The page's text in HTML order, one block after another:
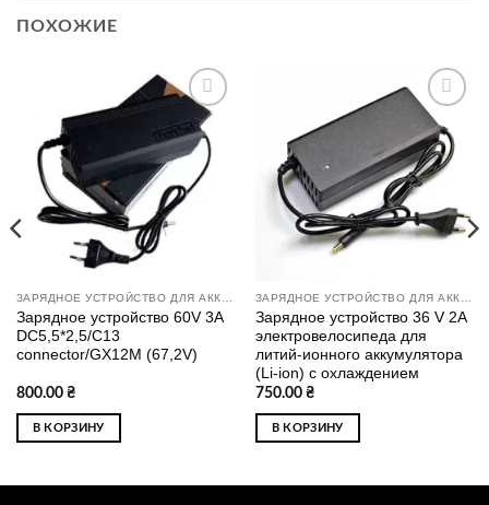
ПОХОЖИЕ
Додати
до
списку
бажань
ЗАРЯДНОЕ УСТРОЙСТВО ДЛЯ АККУМУЛЯТОРОВ CC-CV
Зарядное устройство 60V 3A
DC5,5*2,5/C13
connector/GX12M (67,2V)
800.00 ₴
В КОРЗИНУ
Додати
до
списку
бажань
ЗАРЯДНОЕ УСТРОЙСТВО ДЛЯ АККУМУЛЯТОРОВ CC-CV
Зарядное устройство 36 V 2A
электровелосипеда для
литий-ионного аккумулятора
(Li-ion) с охлаждением
750.00 ₴
В КОРЗИНУ